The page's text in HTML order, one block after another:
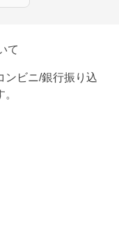
て
ンビニ/銀行振り込